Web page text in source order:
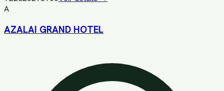
A
AZALAI GRAND HOTEL